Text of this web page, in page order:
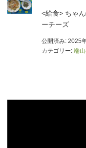
<給食> ちゃ
ーチーズ
公開済み: 2025
カテゴリー: 端